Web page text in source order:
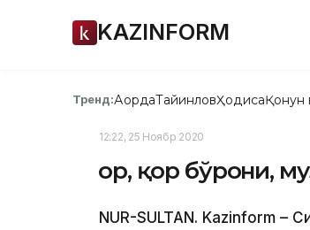
KAZINFORM
Тренд:АқордаТайинловҲодисаҚонун
12:22, 25 Ноябр 2020
Қор, қор бўрони,
NUR-SULTAN. Kazinform –